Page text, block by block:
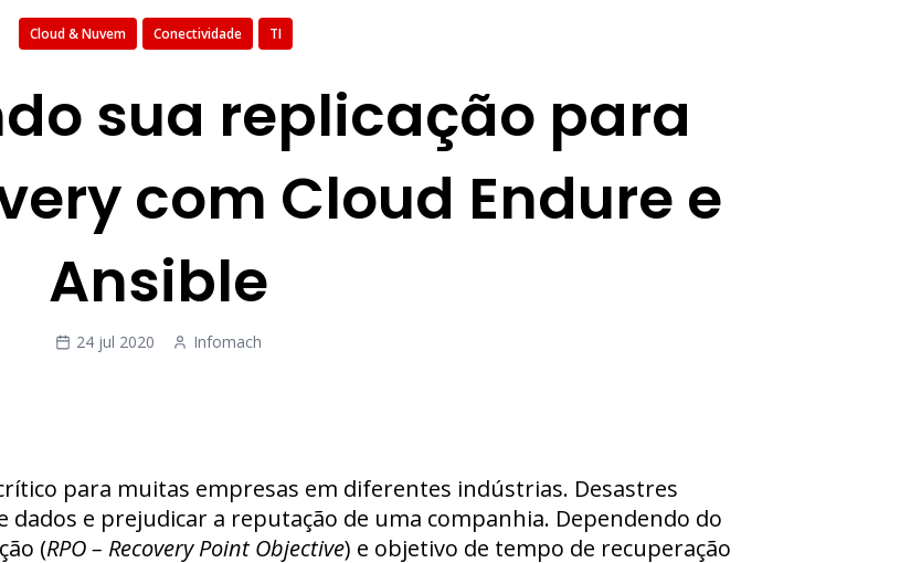
Cloud & Nuvem Conectividade TI
sua replicação para
com Cloud Endure e
Ansible
24 jul 2020 Infomach
para muitas empresas em diferentes indústrias. Desastres
e prejudicar a reputação de uma companhia. Dependendo do
(RPO – Recovery Point Objective) e objetivo de tempo de recuperação